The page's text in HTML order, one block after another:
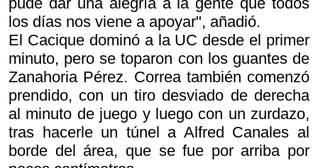
los días nos viene a apoyar", añadió.
El Cacique dominó a la UC desde el primer
minuto, pero se toparon con los guantes de
Zanahoria Pérez. Correa también comenzó
prendido, con un tiro desviado de derecha
al minuto de juego y luego con un zurdazo,
tras hacerle un túnel a Alfred Canales al
borde del área, que se fue por arriba por